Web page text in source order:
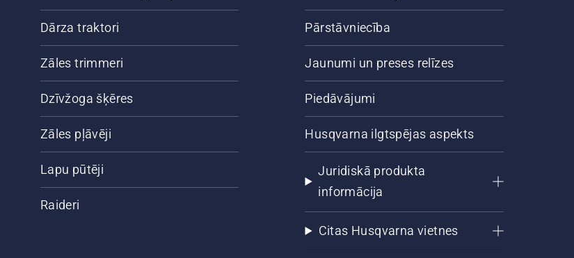
Dārza traktori
Zāles trimmeri
Dzīvžoga šķēres
Zāles pļāvēji
Lapu pūtēji
Raideri
Pārstāvniecība
Jaunumi un preses relīzes
Piedāvājumi
Husqvarna ilgtspējas aspekts
Juridiskā produkta
informācija
Citas Husqvarna vietnes